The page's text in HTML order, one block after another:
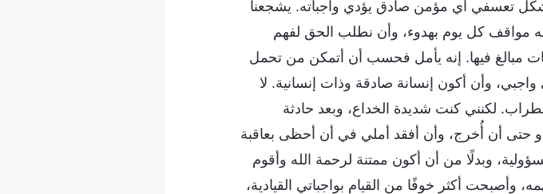
تعسفي أي مؤمن صادق يؤدي واجباته. يشجعنا
مواقف كل يوم بهدوء، وأن نطلب الحق لفهم
مبالغ فيها. إنه يأمل فحسب أن أتمكن من تحمل
وأن أكون إنسانة صادقة وذات إنسانية. لا
لكنني كنت شديدة الخداع، وبعد حادثة
حتى أن أُخرج، وأن أفقد أملي في أن أحظى بعاقبة
وبدلًا من أن أكون ممتنة لرحمة الله وأقوم
وأصبحت أكثر خوفًا من القيام بواجباتي القيادية،